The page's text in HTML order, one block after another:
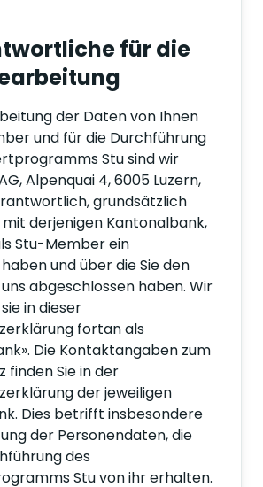
für die
der Daten von Ihnen
und für die Durchführung
Stu sind wir
Alpenquai 4, 6005 Luzern,
grundsätzlich
derjenigen Kantonalbank,
Stu-Member ein
und über die Sie den
abgeschlossen haben. Wir
in dieser
fortan als
Die Kontaktangaben zum
finden Sie in der
der jeweiligen
Dies betrifft insbesondere
der Personendaten, die
des
Stu von ihr erhalten.